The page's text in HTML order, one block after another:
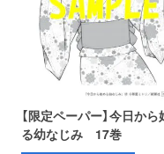
【限定ペーパー】今日から
る幼なじみ 17巻